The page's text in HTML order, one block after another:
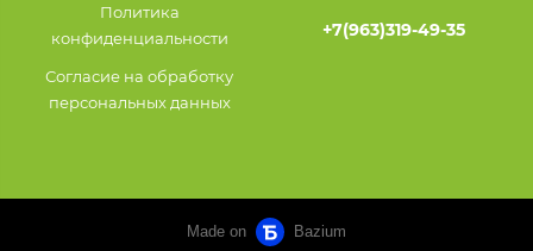
Политика
конфиденциальности
Согласие на обработку
персональных данных
+7(963)319-49-35
Made on Bazium